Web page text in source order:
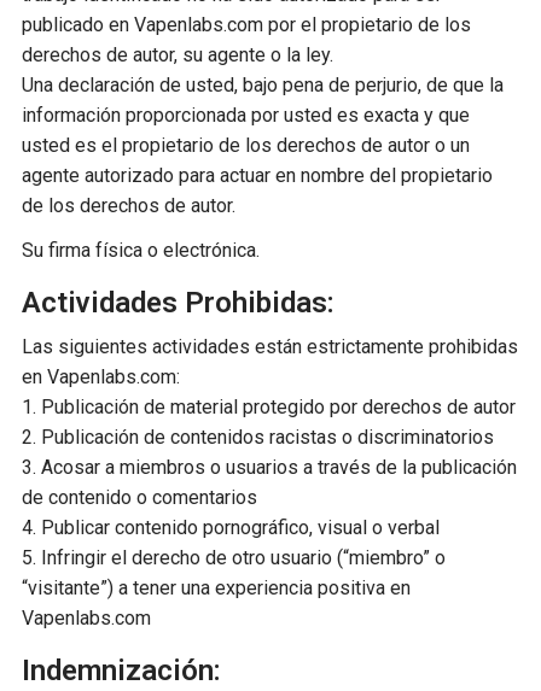
publicado en Vapenlabs.com por el propietario de los
derechos de autor, su agente o la ley.
Una declaración de usted, bajo pena de perjurio, de que la
información proporcionada por usted es exacta y que
usted es el propietario de los derechos de autor o un
agente autorizado para actuar en nombre del propietario
de los derechos de autor.
Su firma física o electrónica.
Actividades Prohibidas:
Las siguientes actividades están estrictamente prohibidas
en Vapenlabs.com:
1. Publicación de material protegido por derechos de autor
2. Publicación de contenidos racistas o discriminatorios
3. Acosar a miembros o usuarios a través de la publicación
de contenido o comentarios
4. Publicar contenido pornográfico, visual o verbal
5. Infringir el derecho de otro usuario (“miembro” o
“visitante”) a tener una experiencia positiva en
Vapenlabs.com
Indemnización: